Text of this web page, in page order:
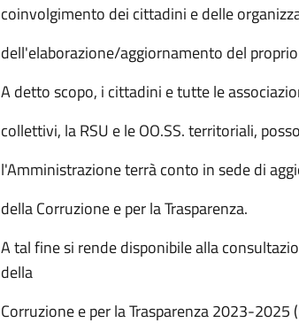
coinvolgimento dei cittadini e delle
dell'elaborazione/aggiornamento del
A detto scopo, i cittadini e tutte le
collettivi, la RSU e le OO.SS. territoriali,
l'Amministrazione terrà conto in sede di
della Corruzione e per la Trasparenza.
A tal fine si rende disponibile alla
della
Corruzione e per la Trasparenza 2023-